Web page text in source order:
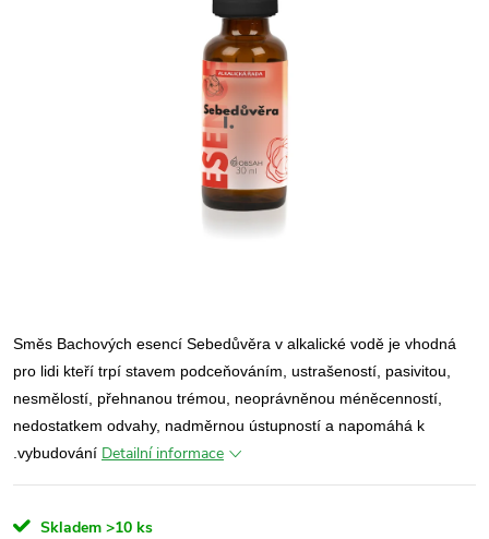
Směs Bachových esencí Sebedůvěra v alkalické vodě je vhodná
pro lidi kteří trpí stavem podceňováním, ustrašeností, pasivitou,
nesmělostí, přehnanou trémou, neoprávněnou méněcenností,
nedostatkem odvahy, nadměrnou ústupností a napomáhá k
.vybudování Detailní informace
Skladem >10 ks